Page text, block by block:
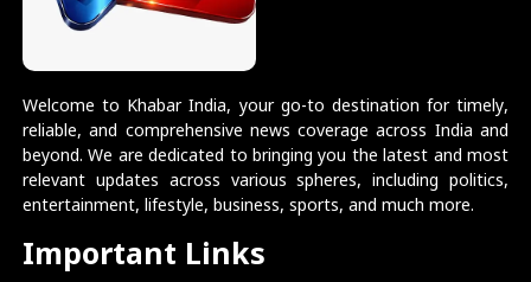
Welcome to Khabar India, your go-to destination for timely,
reliable, and comprehensive news coverage across India and
beyond. We are dedicated to bringing you the latest and most
relevant updates across various spheres, including politics,
entertainment, lifestyle, business, sports, and much more.
Important Links